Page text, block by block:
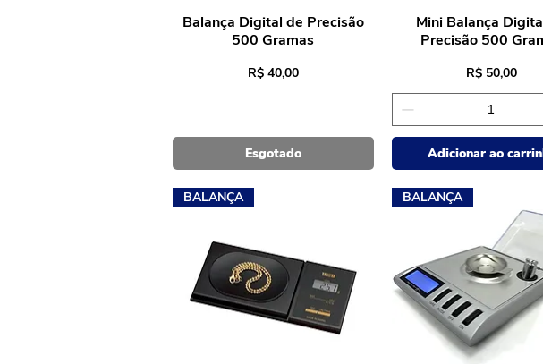
Visualização rápida
Balança Digital de Precisão
500 Gramas
Preço
R$ 40,00
Esgotado
Visualização
Mini Balança
Precisão 500
Preço
R$ 50,00
Adicionar ao
BALANÇA BALANÇA